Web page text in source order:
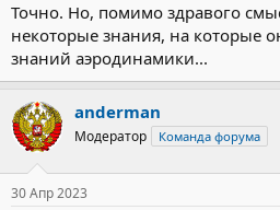
Точно. Но, помимо здравого
некоторые знания, на которые
знаний аэродинамики...
anderman
Модератор Команда форума
30 Апр 2023